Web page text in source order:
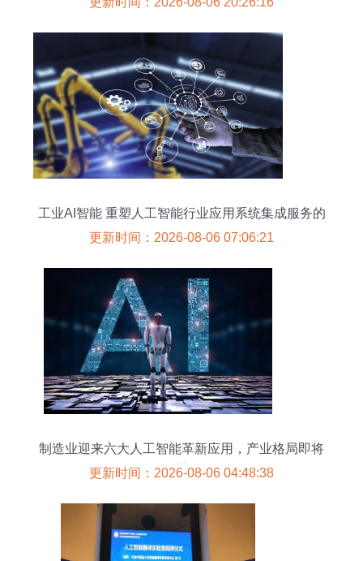
工业AI智能 重塑人工智能行业应用系统集成服务的
新篇章
更新时间：2026-08-06 07:06:21
制造业迎来六大人工智能革新应用，产业格局即将
重塑
更新时间：2026-08-06 04:48:38